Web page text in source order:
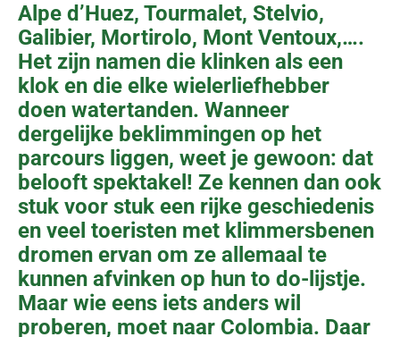
Alpe d’Huez, Tourmalet, Stelvio,
Galibier, Mortirolo, Mont Ventoux,….
Het zijn namen die klinken als een
klok en die elke wielerliefhebber
doen watertanden. Wanneer
dergelijke beklimmingen op het
parcours liggen, weet je gewoon: dat
belooft spektakel! Ze kennen dan ook
stuk voor stuk een rijke geschiedenis
en veel toeristen met klimmersbenen
dromen ervan om ze allemaal te
kunnen afvinken op hun to do-lijstje.
Maar wie eens iets anders wil
proberen, moet naar Colombia. Daar